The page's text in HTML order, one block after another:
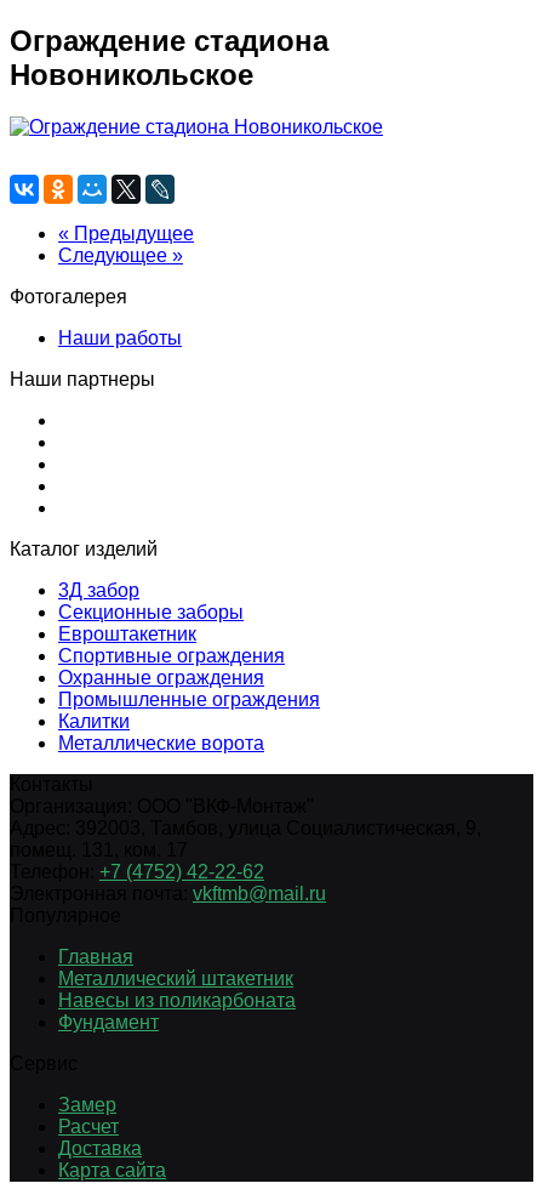
Ограждение стадиона
Новоникольское
« Предыдущее
Следующее »
Фотогалерея
Наши работы
Наши партнеры
Каталог изделий
3Д забор
Секционные заборы
Евроштакетник
Спортивные ограждения
Охранные ограждения
Промышленные ограждения
Калитки
Металлические ворота
+7 (4752) 42-22-62
vkftmb@mail.ru
Главная
Металлический штакетник
Навесы из поликарбоната
Фундамент
Замер
Расчет
Доставка
Карта сайта